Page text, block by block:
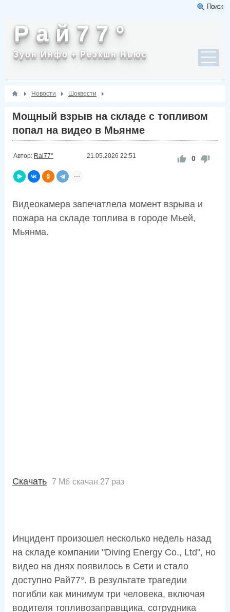
Поиск
Р а й 7 7 °
Зуон Инфо + Реэкшн Ньюс
Новости Шоквести
Мощный взрыв на складе с топливом
попал на видео в Мьянме
Автор: Rai77° 21.05.2026 22:51 0
Видеокамера запечатлела момент взрыва и
пожара на складе топлива в городе Мьей,
Мьянма.
Скачать 7 Мб скачан 27 раз
Инцидент произошел несколько недель назад
на складе компании "Diving Energy Co., Ltd", но
видео на днях появилось в Сети и стало
доступно Рай77°. В результате трагедии
погибли как минимум три человека, включая
водителя топливозаправщика, сотрудника